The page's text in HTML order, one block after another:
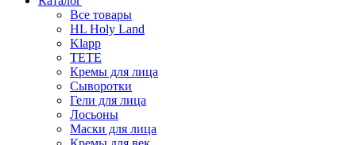
Все товары
HL Holy Land
Klapp
TETE
Кремы для лица
Сыворотки
Гели для лица
Лосьоны
Маски для лица